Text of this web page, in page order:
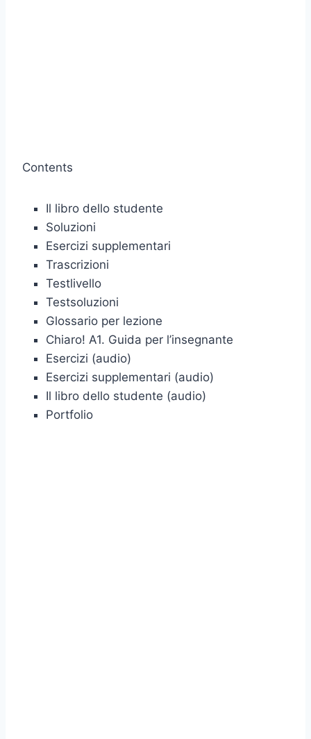
Contents
Il libro dello studente
Soluzioni
Esercizi supplementari
Trascrizioni
Testlivello
Testsoluzioni
Glossario per lezione
Chiaro! A1. Guida per l’insegnante
Esercizi (audio)
Esercizi supplementari (audio)
Il libro dello studente (audio)
Portfolio